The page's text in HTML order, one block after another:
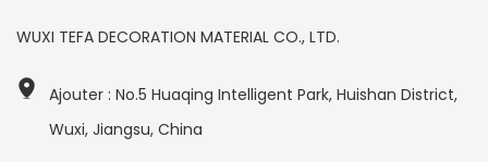
WUXI TEFA DECORATION MATERIAL CO., LTD.
Ajouter : No.5 Huaqing Intelligent Park, Huishan District,
Wuxi, Jiangsu, China